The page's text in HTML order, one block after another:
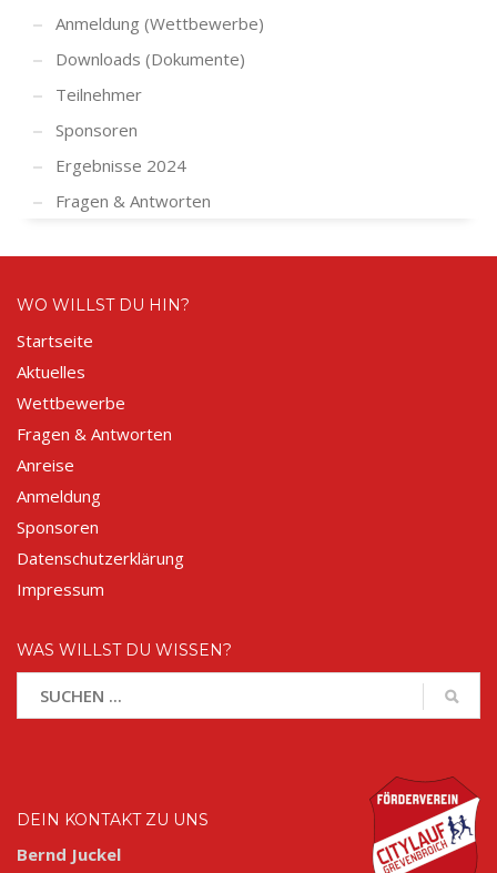
Anmeldung (Wettbewerbe)
Downloads (Dokumente)
Teilnehmer
Sponsoren
Ergebnisse 2024
Fragen & Antworten
WO WILLST DU HIN?
Startseite
Aktuelles
Wettbewerbe
Fragen & Antworten
Anreise
Anmeldung
Sponsoren
Datenschutzerklärung
Impressum
WAS WILLST DU WISSEN?
DEIN KONTAKT ZU UNS
Bernd Juckel